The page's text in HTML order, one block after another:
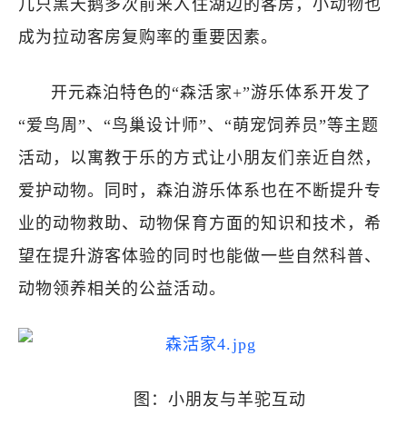
几只黑天鹅多次前来入住湖边的客房，小动物也
成为拉动客房复购率的重要因素。
开元森泊特色的“森活家+”游乐体系开发了
“爱鸟周”、“鸟巢设计师”、“萌宠饲养员”等主题
活动，以寓教于乐的方式让小朋友们亲近自然，
爱护动物。同时，森泊游乐体系也在不断提升专
业的动物救助、动物保育方面的知识和技术，希
望在提升游客体验的同时也能做一些自然科普、
动物领养相关的公益活动。
图：小朋友与羊驼互动